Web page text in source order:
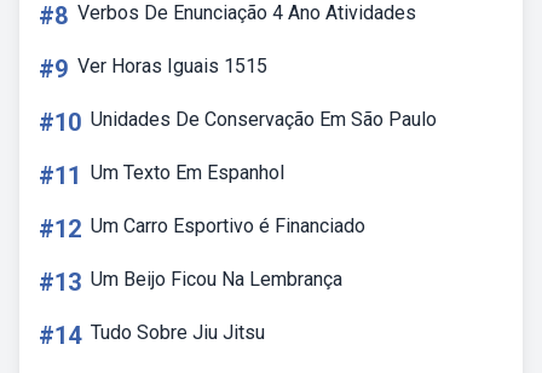
#8 Verbos De Enunciação 4 Ano Atividades
#9 Ver Horas Iguais 1515
#10 Unidades De Conservação Em São Paulo
#11 Um Texto Em Espanhol
#12 Um Carro Esportivo é Financiado
#13 Um Beijo Ficou Na Lembrança
#14 Tudo Sobre Jiu Jitsu